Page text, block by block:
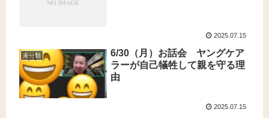
2025.07.15
未分類
6/30（月）お話会 ヤングケア
ラーが自己犠牲して親を守る理
由
2025.07.15